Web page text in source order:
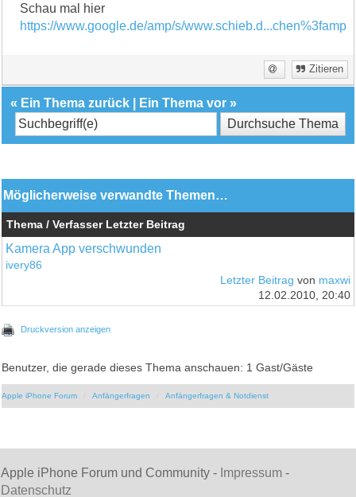
Schau mal hier
https://www.google.de/amp/s/www.schieb.d...chen%3famp
Zitieren
« Ein Thema zurück Ein Thema vor »
Möglicherweise verwandte Themen…
Thema / Verfasser Letzter Beitrag
Kamera App verschwunden
ivery86
Letzter Beitrag von maxwi
12.02.2010, 20:40
Druckversion anzeigen
Benutzer, die gerade dieses Thema anschauen: 1 Gast/Gäste
Apple iPhone Forum Anfängerfragen Anfängerfragen & Notdienst
Apple iPhone Forum und Community - Impressum -
Datenschutz